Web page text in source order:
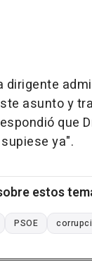
dirigente
asunto y
que
ya".
estos
PSOE